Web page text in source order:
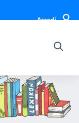
Accedi